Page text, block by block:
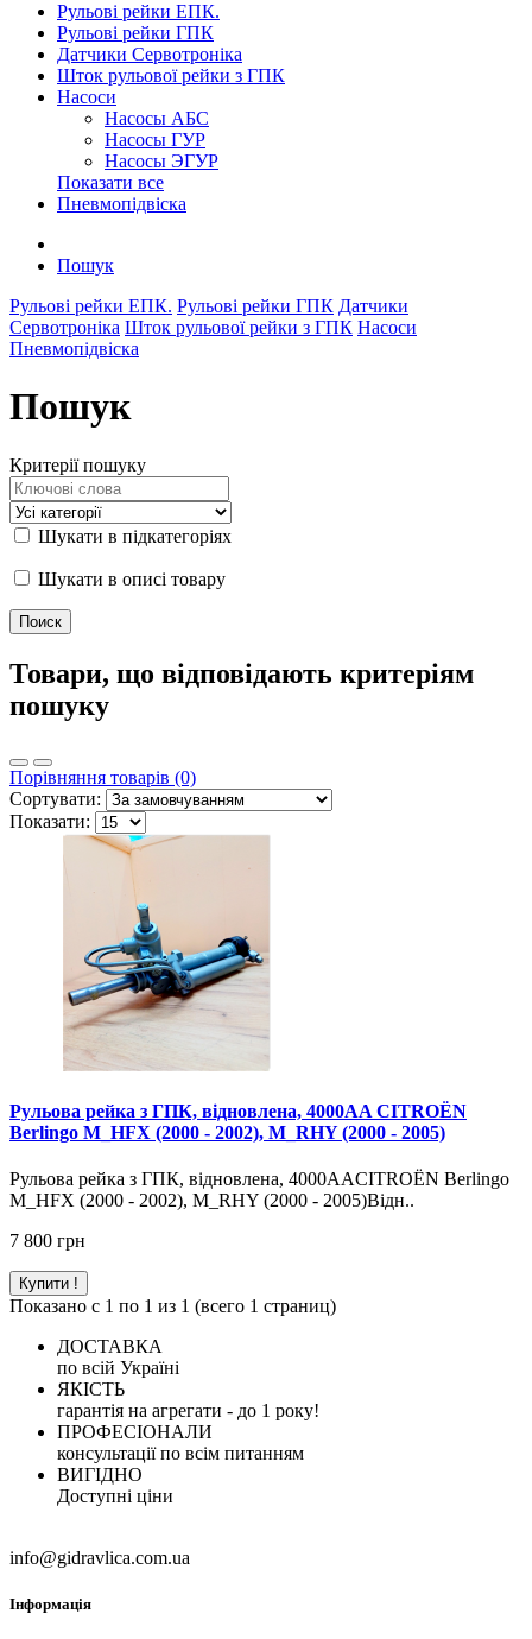
Рульові рейки ЕПК.
Рульові рейки ГПК
Датчики Сервотроніка
Шток рульової рейки з ГПК
Насоси
Насосы АБС
Насосы ГУР
Насосы ЭГУР
Показати все
Пневмопідвіска
Пошук
Рульові рейки ЕПК. Рульові рейки ГПК Датчики
Сервотроніка Шток рульової рейки з ГПК Насоси
Пневмопідвіска
Пошук
Критерії пошуку
Шукати в підкатегоріях
Шукати в описі товару
Товари, що відповідають критеріям
пошуку
Порівняння товарів (0)
Сортувати:
Показати:
Рульова рейка з ГПК, відновлена, 4000AA CITROËN
Berlingo M_HFX (2000 - 2002), M_RHY (2000 - 2005)
Рульова рейка з ГПК, відновлена, 4000AACITROËN Berlingo
M_HFX (2000 - 2002), M_RHY (2000 - 2005)Відн..
7 800 грн
Купити !
Показано с 1 по 1 из 1 (всего 1 страниц)
ДОСТАВКА
по всій Україні
ЯКІСТЬ
гарантія на агрегати - до 1 року!
ПРОФЕСІОНАЛИ
консультації по всім питанням
ВИГІДНО
Доступні ціни
info@gidravlica.com.ua
Інформація